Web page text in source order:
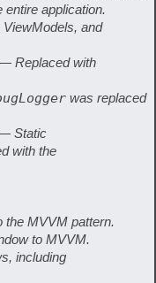
entire application.
and
Replaced with
was replaced
Static
with the
the MVVM pattern.
to MVVM.
including